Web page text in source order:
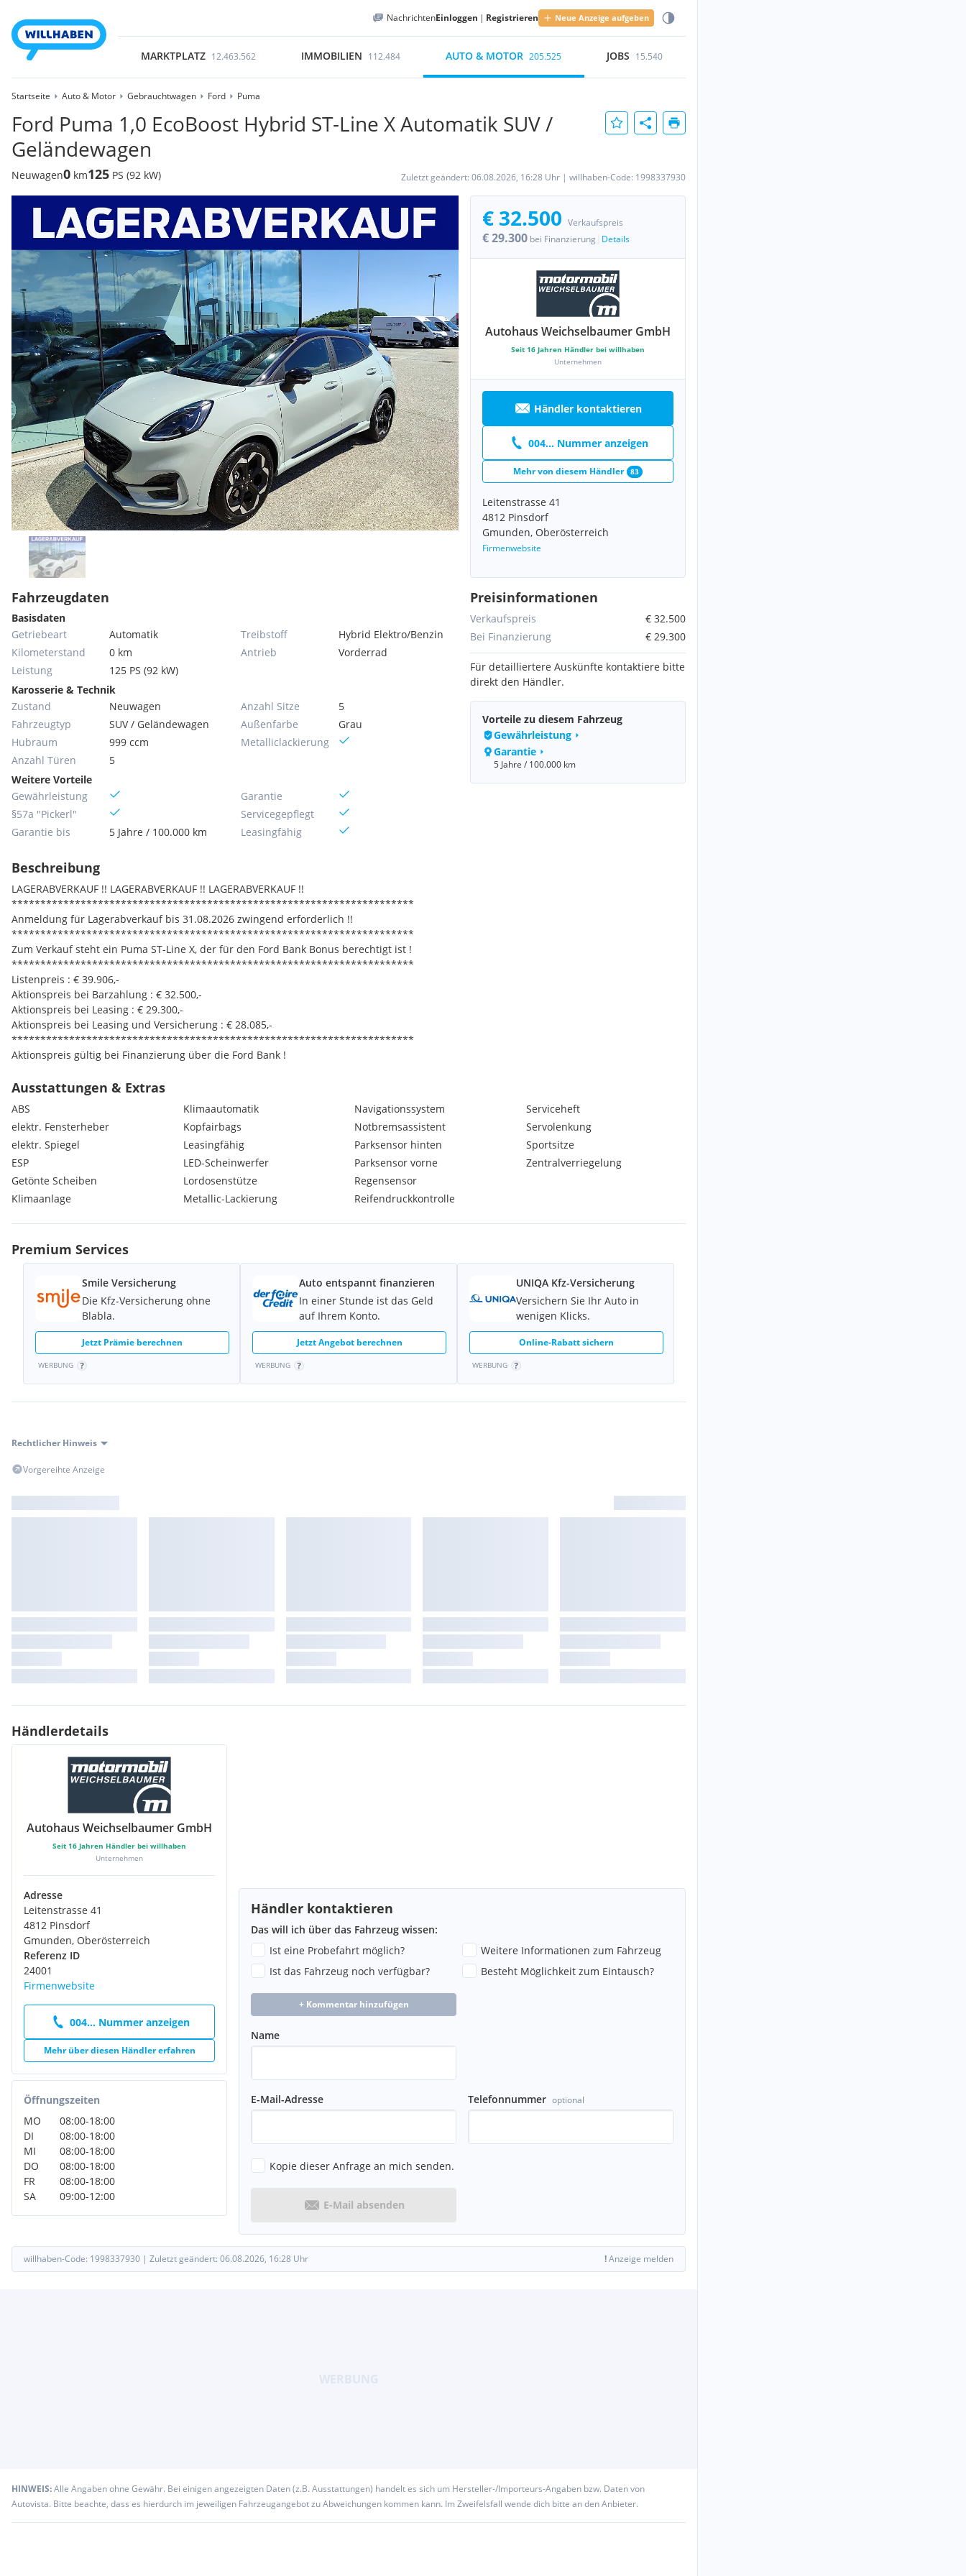
NachrichtenEinloggen | Registrieren Neue Anzeige aufgeben
MARKTPLATZ 12.463.562 IMMOBILIEN 112.484 AUTO & MOTOR 205.525 JOBS 15.540
Startseite Auto & Motor Gebrauchtwagen Ford Puma
Ford Puma 1,0 EcoBoost Hybrid ST-Line X Automatik SUV /
Geländewagen
Neuwagen0 km125 PS (92 kW) Zuletzt geändert: 06.08.2026, 16:28 Uhr | willhaben-Code: 1998337930
€ 32.500 Verkaufspreis
€ 29.300 bei Finanzierung Details
Autohaus Weichselbaumer GmbH
Seit 16 Jahren Händler bei willhaben
Unternehmen
Händler kontaktieren
004... Nummer anzeigen
Mehr von diesem Händler 83
Leitenstrasse 41
4812 Pinsdorf
Gmunden, Oberösterreich
Firmenwebsite
Fahrzeugdaten
Basisdaten
Getriebeart
Automatik
Kilometerstand
0 km
Leistung
125 PS (92 kW)
Treibstoff
Hybrid Elektro/Benzin
Antrieb
Vorderrad
Karosserie & Technik
Zustand
Neuwagen
Fahrzeugtyp
SUV / Geländewagen
Hubraum
999 ccm
Anzahl Türen
5
Anzahl Sitze
5
Außenfarbe
Grau
Metallic­lackierung
Weitere Vorteile
Gewährleistung
§57a "Pickerl"
Garantie bis
5 Jahre / 100.000 km
Garantie
Servicegepflegt
Leasingfähig
Beschreibung
LAGERABVERKAUF !! LAGERABVERKAUF !! LAGERABVERKAUF !!
**********************************************************************
Anmeldung für Lagerabverkauf bis 31.08.2026 zwingend erforderlich !!
**********************************************************************
Zum Verkauf steht ein Puma ST-Line X, der für den Ford Bank Bonus berechtigt ist !
**********************************************************************
Listenpreis : € 39.906,-
Aktionspreis bei Barzahlung : € 32.500,-
Aktionspreis bei Leasing : € 29.300,-
Aktionspreis bei Leasing und Versicherung : € 28.085,-
**********************************************************************
Aktionspreis gültig bei Finanzierung über die Ford Bank !
**********************************************************************
„Alle Angaben ohne Gewähr, vorbehaltlich Eingabefehler“
Extras:
FIN: 24001
**************************************************
Dachlackierung Schwarz
Fahrerassistenz-Paket
Sportlich abgestimmtes Fahrwerk
Winter-Paket
Preisinformationen
Verkaufspreis
€ 32.500
Bei Finanzierung
€ 29.300
Für detailliertere Auskünfte kontaktiere bitte
direkt den Händler.
Vorteile zu diesem Fahrzeug
Gewährleistung
Garantie
5 Jahre / 100.000 km
Ausstattungen & Extras
ABS
elektr. Fensterheber
elektr. Spiegel
ESP
Getönte Scheiben
Klimaanlage
Klimaautomatik
Kopfairbags
Leasingfähig
LED-Scheinwerfer
Lordosenstütze
Metallic-Lackierung
Navigationssystem
Notbremsassistent
Parksensor hinten
Parksensor vorne
Regensensor
Reifendruckkontrolle
Serviceheft
Servolenkung
Sportsitze
Zentralverriegelung
Premium Services
Smile Versicherung
Die Kfz-Versicherung ohne
Blabla.
Jetzt Prämie berechnen
WERBUNG
Auto entspannt finanzieren
In einer Stunde ist das Geld
auf Ihrem Konto.
Jetzt Angebot berechnen
WERBUNG
UNIQA Kfz-Versicherung
Versichern Sie Ihr Auto in
wenigen Klicks.
Online-Rabatt sichern
WERBUNG
Rechtlicher Hinweis
Vorgereihte Anzeige
Händlerdetails
Autohaus Weichselbaumer GmbH
Seit 16 Jahren Händler bei willhaben
Unternehmen
Adresse
Leitenstrasse 41
4812 Pinsdorf
Gmunden, Oberösterreich
Referenz ID
24001
Firmenwebsite
004... Nummer anzeigen
Mehr über diesen Händler erfahren
Öffnungszeiten
MO
08:00-18:00
DI
08:00-18:00
MI
08:00-18:00
DO
08:00-18:00
FR
08:00-18:00
SA
09:00-12:00
Händler kontaktieren
Das will ich über das Fahrzeug wissen:
Ist eine Probefahrt möglich?
Weitere Informationen zum Fahrzeug
Ist das Fahrzeug noch verfügbar?
Besteht Möglichkeit zum Eintausch?
+ Kommentar hinzufügen
Name
E-Mail-Adresse Telefonnummer optional
Kopie dieser Anfrage an mich senden.
E-Mail absenden
willhaben-Code: 1998337930 | Zuletzt geändert: 06.08.2026, 16:28 Uhr !Anzeige melden
HINWEIS:Alle Angaben ohne Gewähr. Bei einigen angezeigten Daten (z.B. Ausstattungen) handelt es sich um Hersteller-/Importeurs-Angaben bzw. Daten von
Autovista. Bitte beachte, dass es hierdurch im jeweiligen Fahrzeugangebot zu Abweichungen kommen kann. Im Zweifelsfall wende dich bitte an den Anbieter.